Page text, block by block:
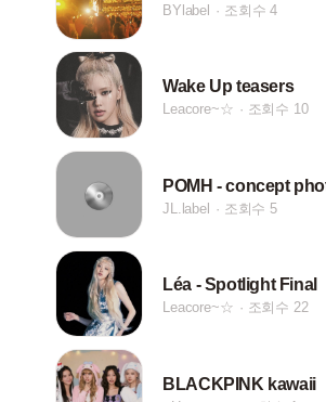
BYlabel 조회수 4
Wake Up teasers
Leacore~☆ 조회수 10
POMH - concept
JL.label 조회수 5
Léa - Spotlight Final
Leacore~☆ 조회수 22
BLACKPINK kawaii